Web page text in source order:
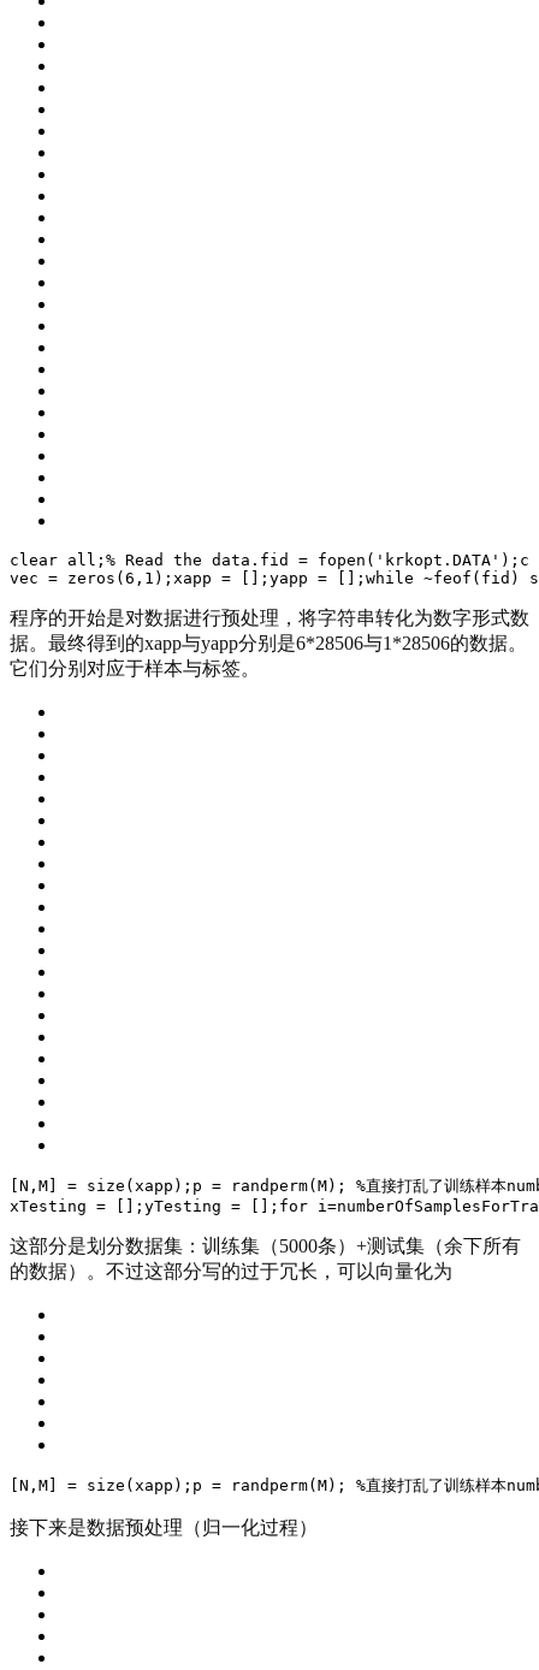
clear all; % Read the data. fid = fopen( 'krkopt.DATA' ); c
vec = zeros( 6 , 1 ); xapp = []; yapp = []; while ~feof(fid)
程序的开始是对数据进行预处理，将字符串转化为数字形式数
据。最终得到的xapp与yapp分别是6*28506与1*28506的数据。
它们分别对应于样本与标签。
[N,M] = size(xapp); p = randperm(M); %直接打乱了训练样本
xTesting = []; yTesting = []; for
这部分是划分数据集：训练集（5000条）+测试集（余下所有
的数据）。不过这部分写的过于冗长，可以向量化为
[N,M] = size(xapp); p = randperm(M); %直接打乱了训练样本
接下来是数据预处理（归一化过程）